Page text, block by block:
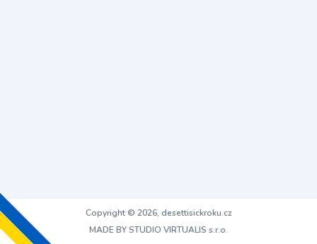
Copyright © 2026, desettisickroku.cz
MADE BY STUDIO VIRTUALIS s.r.o.